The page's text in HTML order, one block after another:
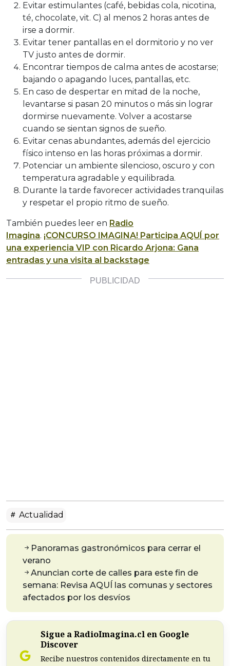
Evitar estimulantes (café, bebidas cola, nicotina,
té, chocolate, vit. C) al menos 2 horas antes de
irse a dormir.
Evitar tener pantallas en el dormitorio y no ver
TV justo antes de dormir.
Encontrar tiempos de calma antes de acostarse;
bajando o apagando luces, pantallas, etc.
En caso de despertar en mitad de la noche,
levantarse si pasan 20 minutos o más sin lograr
dormirse nuevamente. Volver a acostarse
cuando se sientan signos de sueño.
Evitar cenas abundantes, además del ejercicio
físico intenso en las horas próximas a dormir.
Potenciar un ambiente silencioso, oscuro y con
temperatura agradable y equilibrada.
Durante la tarde favorecer actividades tranquilas
y respetar el propio ritmo de sueño.
También puedes leer en Radio
Imagina. ¡CONCURSO IMAGINA! Participa AQUÍ por
una experiencia VIP con Ricardo Arjona: Gana
entradas y una visita al backstage
Actualidad
Panoramas gastronómicos para cerrar el
verano
Anuncian corte de calles para este fin de
semana: Revisa AQUÍ las comunas y sectores
afectados por los desvíos
Sigue a RadioImagina.cl en Google
Discover
Recibe nuestros contenidos directamente en tu